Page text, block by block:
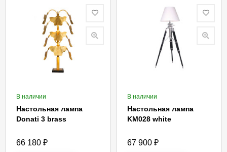
В наличии
Настольная лампа
Donati 3 brass
66 180 ₽
В наличии
Настольная лампа
KM028 white
67 900 ₽